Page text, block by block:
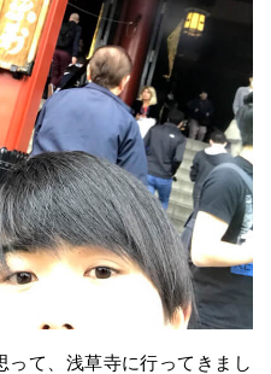
て、浅草寺に行ってきまし